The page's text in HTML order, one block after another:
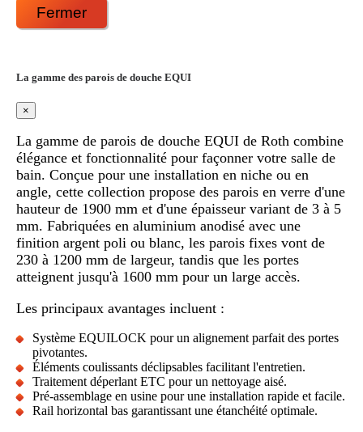
Fermer
La gamme des parois de douche EQUI
×
La gamme de parois de douche EQUI de Roth combine
élégance et fonctionnalité pour façonner votre salle de
bain. Conçue pour une installation en niche ou en
angle, cette collection propose des parois en verre d'une
hauteur de 1900 mm et d'une épaisseur variant de 3 à 5
mm. Fabriquées en aluminium anodisé avec une
finition argent poli ou blanc, les parois fixes vont de
230 à 1200 mm de largeur, tandis que les portes
atteignent jusqu'à 1600 mm pour un large accès.
Les principaux avantages incluent :
Système EQUILOCK pour un alignement parfait des portes
pivotantes.
Éléments coulissants déclipsables facilitant l'entretien.
Traitement déperlant ETC pour un nettoyage aisé.
Pré-assemblage en usine pour une installation rapide et facile.
Rail horizontal bas garantissant une étanchéité optimale.